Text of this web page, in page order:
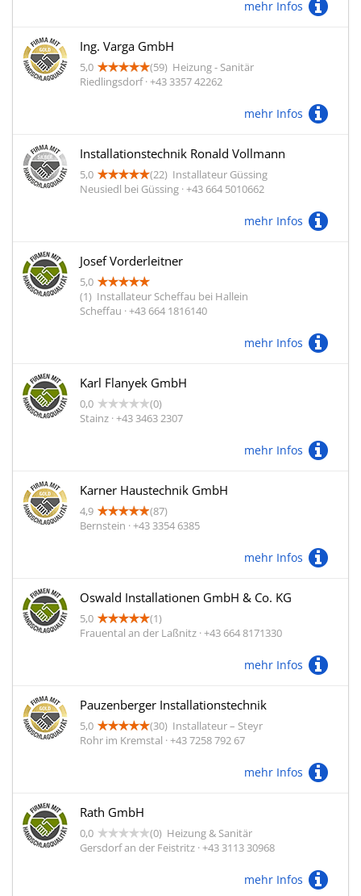
mehr Infos
Ing. Varga GmbH
5,0 (59) Heizung - Sanitär
Riedlingsdorf · +43 3357 42262
mehr Infos
Installationstechnik Ronald Vollmann
5,0 (22) Installateur Güssing
Neusiedl bei Güssing · +43 664 5010662
mehr Infos
Josef Vorderleitner
5,0
(1) Installateur Scheffau bei Hallein
Scheffau · +43 664 1816140
mehr Infos
Karl Flanyek GmbH
0,0
(0)
Stainz · +43 3463 2307
mehr Infos
Karner Haustechnik GmbH
4,9
(87)
Bernstein · +43 3354 6385
mehr Infos
Oswald Installationen GmbH & Co. KG
5,0
(1)
Frauental an der Laßnitz · +43 664 8171330
mehr Infos
Pauzenberger Installationstechnik
5,0 (30) Installateur – Steyr
Rohr im Kremstal · +43 7258 792 67
mehr Infos
Rath GmbH
0,0 (0) Heizung & Sanitär
Gersdorf an der Feistritz · +43 3113 30968
mehr Infos